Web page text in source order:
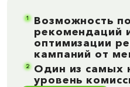
1
Возможность
рекомендаций
оптимизации
кампаний от
2
Один из самых
уровень